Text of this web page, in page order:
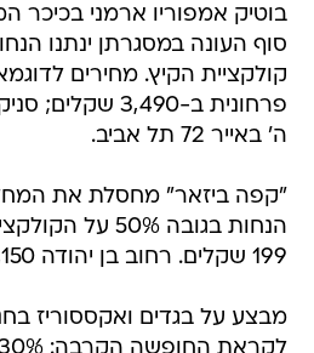
בוטיק אמפוריו ארמני בכיכר
קולקציית הקיץ. מחירים
ה' באייר 72 תל אביב.
"קפה ביזאר" מחסלת את
199 שקלים. רחוב בן יהודה 150, תל אביב.